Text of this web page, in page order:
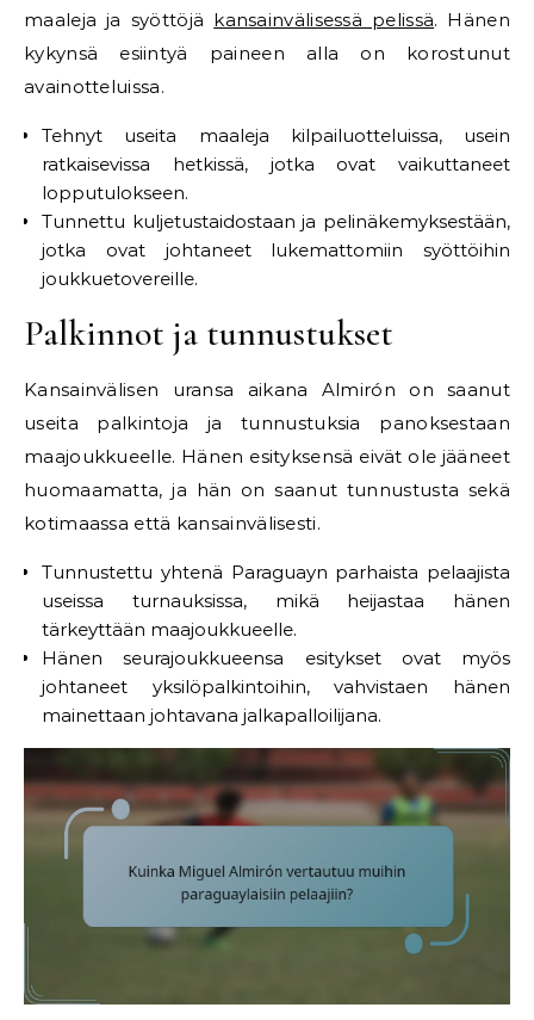
maaleja ja syöttöjä kansainvälisessä pelissä. Hänen
kykynsä esiintyä paineen alla on korostunut
avainotteluissa.
Tehnyt useita maaleja kilpailuotteluissa, usein
ratkaisevissa hetkissä, jotka ovat vaikuttaneet
lopputulokseen.
Tunnettu kuljetustaidostaan ja pelinäkemyksestään,
jotka ovat johtaneet lukemattomiin syöttöihin
joukkuetovereille.
Palkinnot ja tunnustukset
Kansainvälisen uransa aikana Almirón on saanut
useita palkintoja ja tunnustuksia panoksestaan
maajoukkueelle. Hänen esityksensä eivät ole jääneet
huomaamatta, ja hän on saanut tunnustusta sekä
kotimaassa että kansainvälisesti.
Tunnustettu yhtenä Paraguayn parhaista pelaajista
useissa turnauksissa, mikä heijastaa hänen
tärkeyttään maajoukkueelle.
Hänen seurajoukkueensa esitykset ovat myös
johtaneet yksilöpalkintoihin, vahvistaen hänen
mainettaan johtavana jalkapalloilijana.